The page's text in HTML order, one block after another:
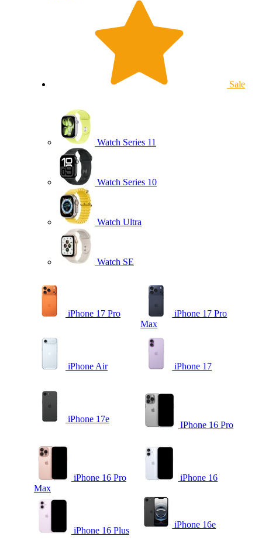
Sale
Watch Series 11
Watch Series 10
Watch Ultra
Watch SE
iPhone 17 Pro
iPhone 17 Pro
Max
iPhone Air iPhone 17
iPhone 17e
IPhone 16 Pro
iPhone 16 Pro
Max
iPhone 16
iPhone 16 Plus
iPhone 16e